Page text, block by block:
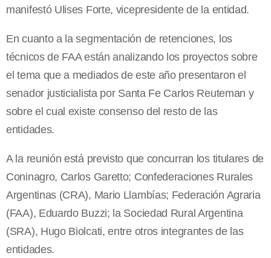
manifestó Ulises Forte, vicepresidente de la entidad.
En cuanto a la segmentación de retenciones, los
técnicos de FAA están analizando los proyectos sobre
el tema que a mediados de este año presentaron el
senador justicialista por Santa Fe Carlos Reuteman y
sobre el cual existe consenso del resto de las
entidades.
A la reunión está previsto que concurran los titulares de
Coninagro, Carlos Garetto; Confederaciones Rurales
Argentinas (CRA), Mario Llambías; Federación Agraria
(FAA), Eduardo Buzzi; la Sociedad Rural Argentina
(SRA), Hugo Biolcati, entre otros integrantes de las
entidades.